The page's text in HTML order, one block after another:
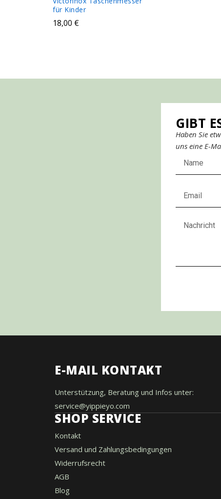
für Kinder
18,00 €
GIBT
Haben Sie
uns eine E-
E-MAIL KONTAKT
Unterstützung, Beratung und Infos unter:
service@yippieyo.com
SHOP SERVICE
Kontakt
Versand und Zahlungsbedingungen
Widerrufsrecht
AGB
Blog